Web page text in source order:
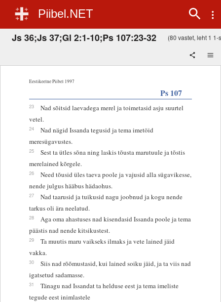
Piibel.NET
Js 36;Js 37;Gl 2:1-10;Ps 107:23-32 (80 vastet, leht 1 1-
Eestikeelne Piibel 1997
Ps 107
23
Nad sõitsid laevadega merel ja toimetasid asju suurtel
vetel.
24
Nad nägid Issanda tegusid ja tema imetöid
meresügavustes.
25
Sest ta ütles sõna ning laskis tõusta marutuule ja tõstis
merelained kõrgele.
26
Need tõusid üles taeva poole ja vajusid alla sügavikesse,
nende julgus hääbus hädaohus.
27
Nad taarusid ja tuikusid nagu joobnud ja kogu nende
tarkus oli ära neelatud.
28
Aga oma ahastuses nad kisendasid Issanda poole ja tema
päästis nad nende kitsikustest.
29
Ta muutis maru vaikseks ilmaks ja vete lained jäid
vakka.
30
Siis nad rõõmustasid, kui lained soiku jäid, ja ta viis nad
igatsetud sadamasse.
31
Tänagu nad Issandat ta helduse eest ja tema imeliste
tegude eest inimlastele